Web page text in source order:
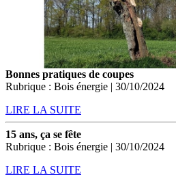
Bonnes pratiques de coupes
Rubrique : Bois énergie | 30/10/2024
LIRE LA SUITE
15 ans, ça se fête
Rubrique : Bois énergie | 30/10/2024
LIRE LA SUITE